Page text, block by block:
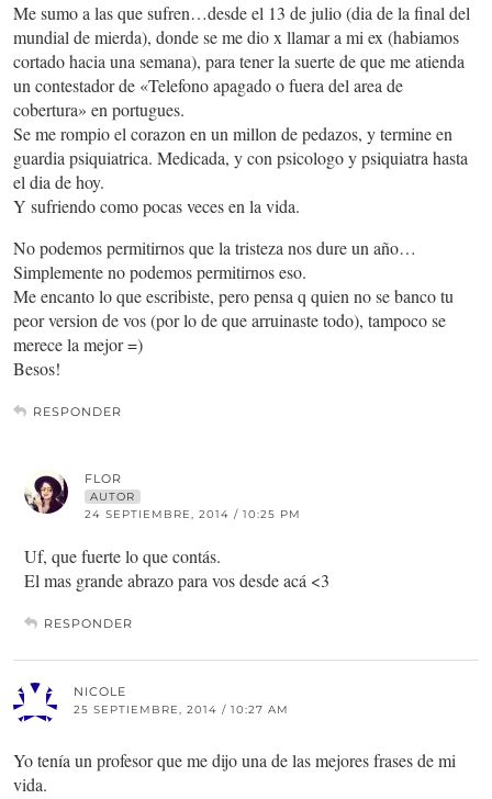
Me sumo a las que sufren…desde el 13 de julio (dia de la final del
mundial de mierda), donde se me dio x llamar a mi ex (habiamos
cortado hacia una semana), para tener la suerte de que me atienda
un contestador de «Telefono apagado o fuera del area de
cobertura» en portugues.
Se me rompio el corazon en un millon de pedazos, y termine en
guardia psiquiatrica. Medicada, y con psicologo y psiquiatra hasta
el dia de hoy.
Y sufriendo como pocas veces en la vida.
No podemos permitirnos que la tristeza nos dure un año…
Simplemente no podemos permitirnos eso.
Me encanto lo que escribiste, pero pensa q quien no se banco tu
peor version de vos (por lo de que arruinaste todo), tampoco se
merece la mejor =)
Besos!
RESPONDER
FLOR
AUTOR
24 SEPTIEMBRE, 2014 / 10:25 PM
Uf, que fuerte lo que contás.
El mas grande abrazo para vos desde acá <3
RESPONDER
NICOLE
25 SEPTIEMBRE, 2014 / 10:27 AM
Yo tenía un profesor que me dijo una de las mejores frases de mi
vida.